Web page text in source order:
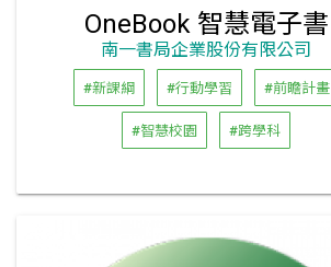
OneBook 智慧電子書
南一書局企業股份有限公司
#新課綱 #行動學習 #前瞻計畫
#智慧校園 #跨學科